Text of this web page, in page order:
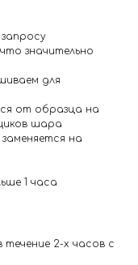
значительно
для
от образца на
шара
на
1 часа
2-х часов с